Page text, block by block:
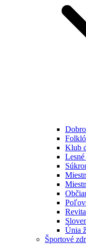
Klub
Únia
Športové